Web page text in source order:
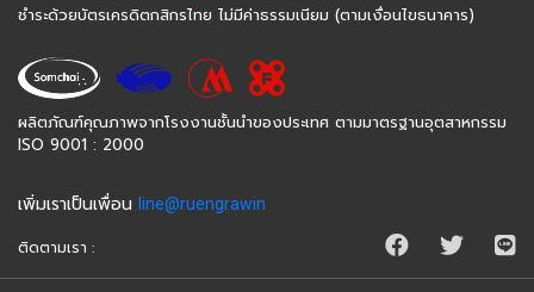
ชำระด้วยบัตรเครดิตกสิกรไทย ไม่มีค่าธรรมเนียม (ตามเงื่อนไขธนาคาร)
ผลิตภัณฑ์คุณภาพจากโรงงานชั้นนำของประเทศ ตามมาตรฐานอุตสาหกรรม
ISO 9001 : 2000
เพิ่มเราเป็นเพื่อน line@ruengrawin
ติดตามเรา :